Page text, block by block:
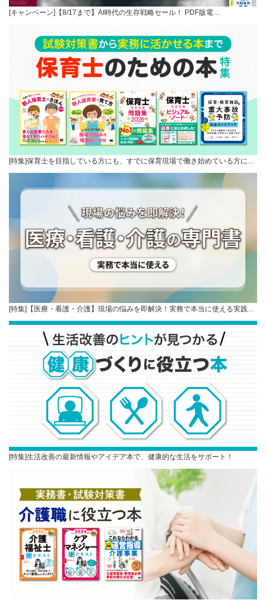
[キャンペーン]【8/17まで】AI時代の生存戦略セール！ PDF版電…
[特集]保育士を目指している方にも、すでに保育現場で働き始めている方に…
[特集]【医療・看護・介護】現場の悩みを即解決！実務で本当に使える実践…
[特集]生活改善の最新情報やアイデア本で、健康的な生活をサポート！